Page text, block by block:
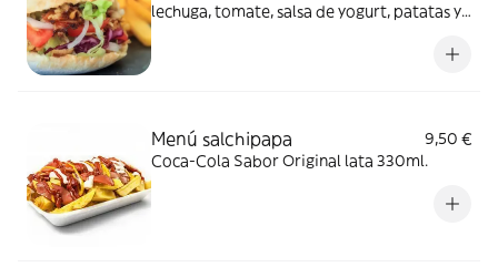
lechuga, tomate, salsa de yogurt, patatas y
Menú salchipapa
9,50 €
Coca-Cola Sabor Original lata 330ml.